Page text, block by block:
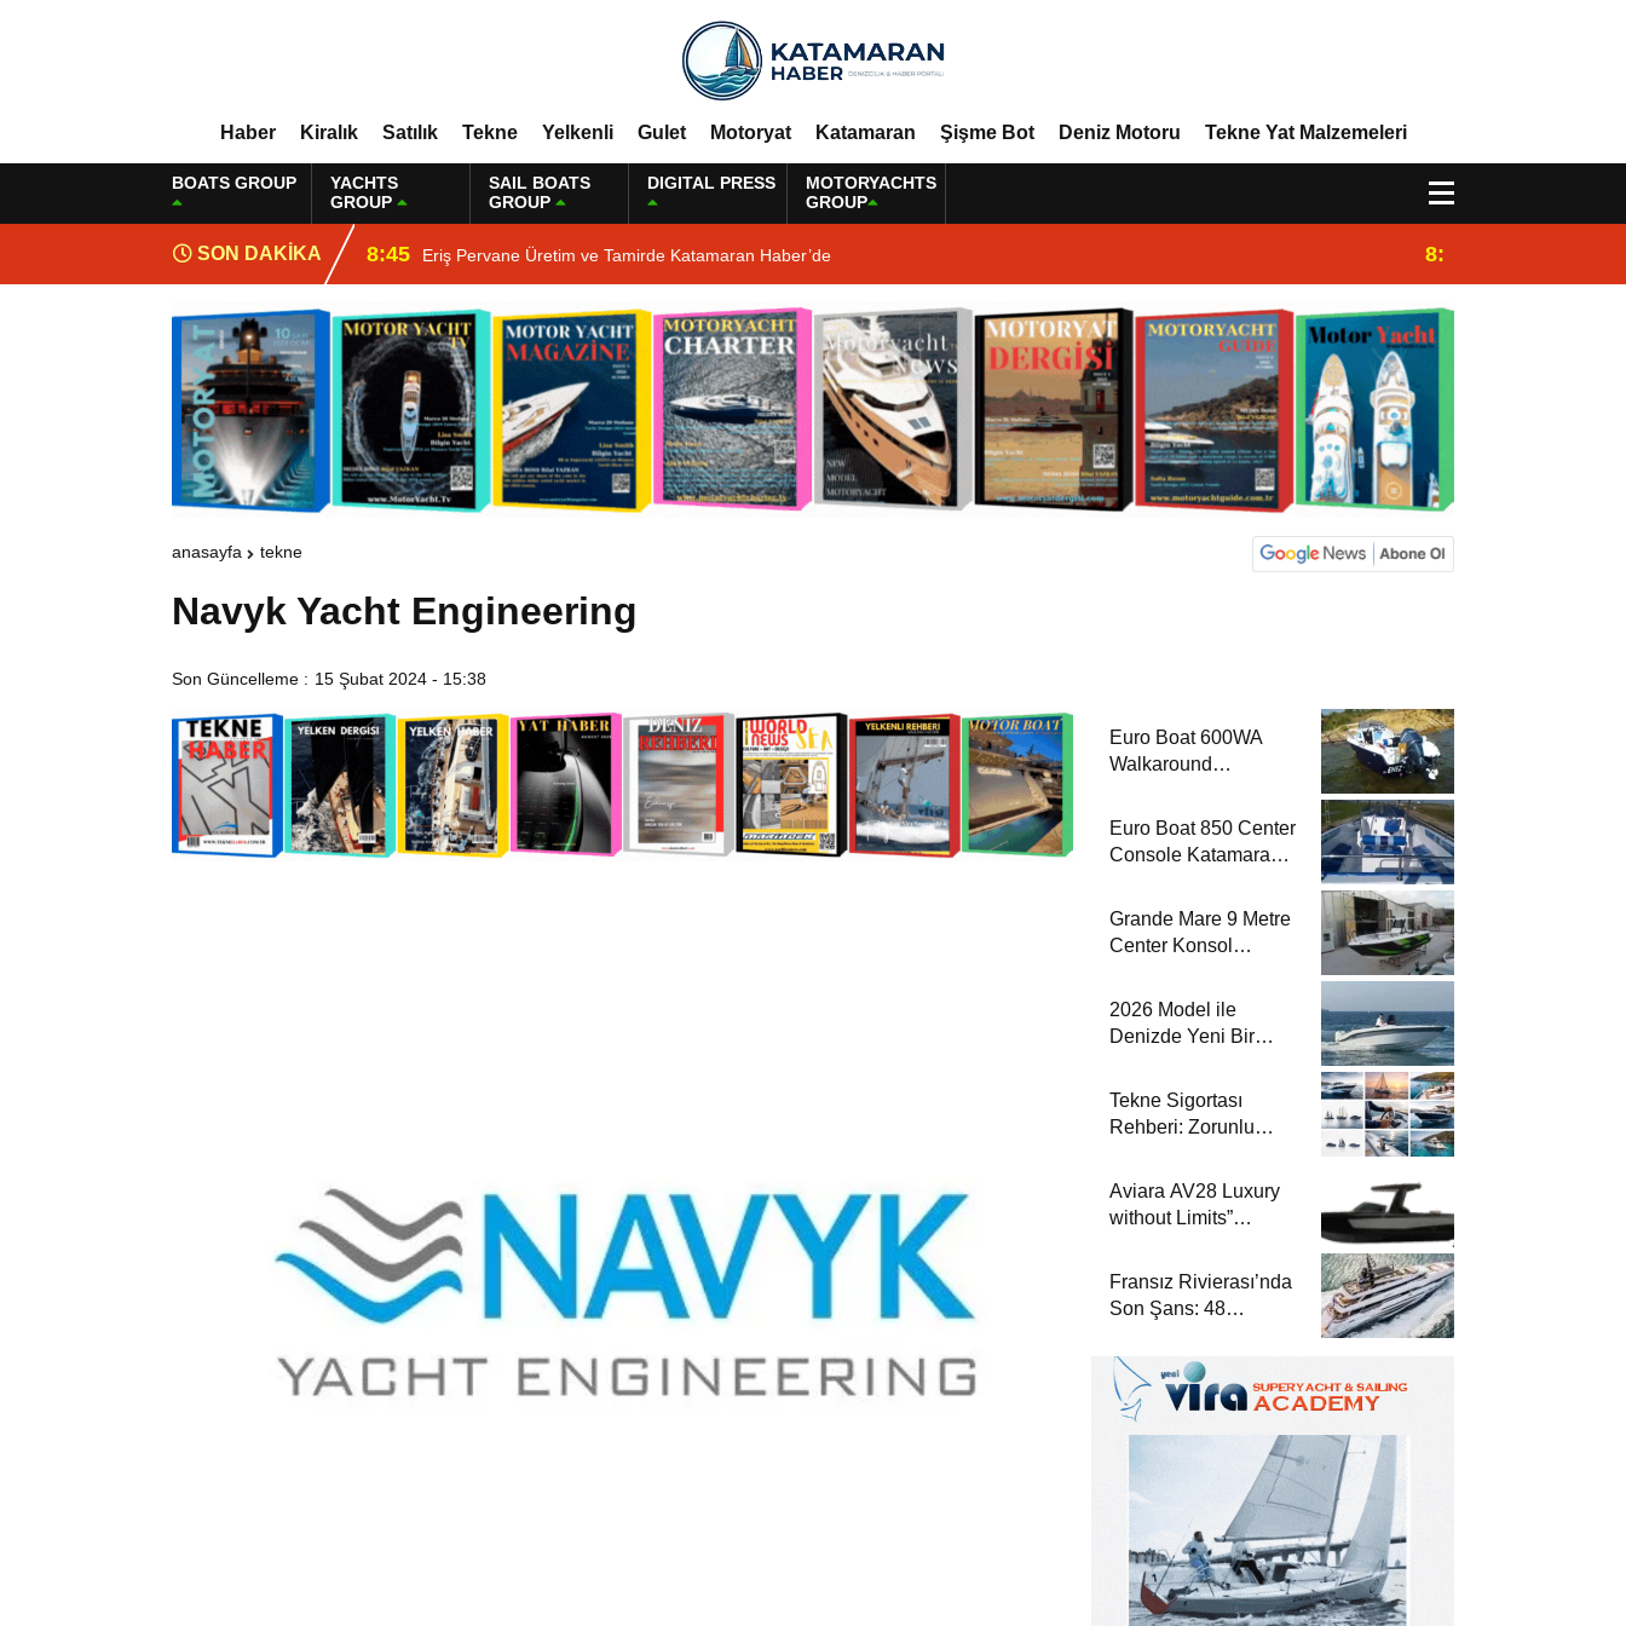
Haber Kiralık Satılık Tekne Yelkenli Gulet Motoryat Katamaran Şişme Bot Deniz Motoru Tekne Yat Malzemeleri
BOATS GROUP
YACHTS
GROUP
SAIL BOATS
GROUP
DIGITAL PRESS
MOTORYACHTS
GROUP
SON DAKİKA 8:45 Eriş Pervane Üretim ve Tamirde Katamaran Haber’de 8:29
anasayfa tekne
Navyk Yacht Engineering
Son Güncelleme : 15 Şubat 2024 - 15:38
Euro Boat 600WA
Walkaround
Euro Boat 850 Center
Console Katamaran
Grande Mare 9 Metre
Center Konsol
2026 Model ile
Denizde Yeni Bir
Tekne Sigortası
Rehberi: Zorunlu
ve Güvenli Seyir
Aviara AV28 Luxury
without Limits”
Yeni Bir Dönem
Fransız Rivierası’nda
Son Şans: 48
Mükemmel Bir Yat
Tatili